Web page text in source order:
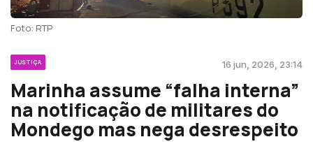
Foto: RTP
JUSTIÇA 16 jun, 2026, 23:14
Marinha assume “falha interna”
na notificação de militares do
Mondego mas nega desrespeito